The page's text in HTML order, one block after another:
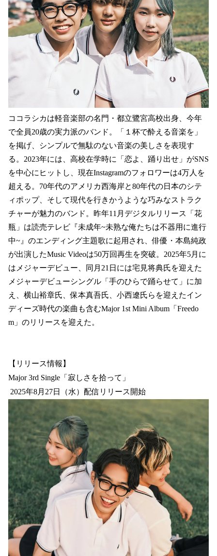
ココラシカは軽音楽部の名門・都立鷺宮高校出身、今年
で全員20歳の実力派のバンド。「１杯で酔える音楽を」
を掲げ、シンプルで無駄のない音楽の美しさを表現す
る。2023年には、高校在学時に「恋よ、踊り出せ」がSNS
を中心にヒットし、現在Instagramのフォロワーは4万人を
超える。70年代のアメリカ西海岸と80年代の日本のシテ
ィポップ、そして現代を行きかうような巧みなストラク
チャーが魅力のバンド。昨年11月デジタルリリース「花
瓶」は読売テレビ『未成年~未熟な俺たちは不器用に進行
中~』のエンディング主題歌に起用され、俳優・本島純政
が出演したMusic Videoは50万回再生を突破。2025年5月に
はメジャーデビュー、同月21日には宅見将典氏を迎えた
メジャーデビューシングル「手のひらで踊らせて」に加
え、横山裕章氏、保本真吾氏、小西遼氏らを迎えたイン
ディーズ時代の楽曲も含むMajor 1st Mini Album「Freedo
m」のリリースを迎えた。
【リリース情報】
Major 3rd Single「寂しさを拾って」
2025年8月27日（水）配信リリース開始